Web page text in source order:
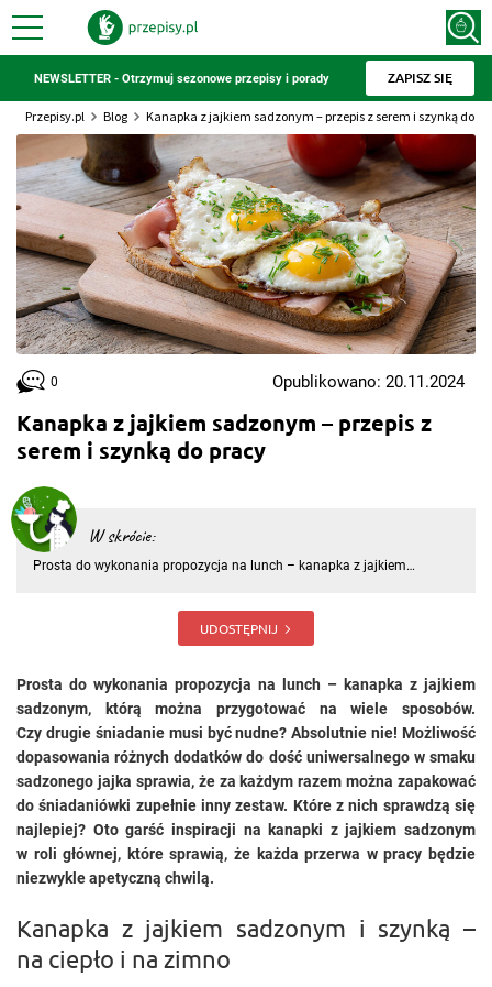
NEWSLETTER - Otrzymuj sezonowe przepisy i porady ZAPISZ SIĘ
Przepisy.pl Blog Kanapka z jajkiem sadzonym – przepis z serem i szynką do
Kanapka z jajkiem sadzonym – przepis z
serem i szynką do pracy
W skrócie:
Prosta do wykonania propozycja na lunch – kanapka z jajkiem
różnych dodatków do dość uniwersalnego w smaku sadzonego jajka
UDOSTĘPNIJ
0 Opublikowano: 20.11.2024
Prosta do wykonania propozycja na lunch – kanapka z jajkiem
sadzonym, którą można przygotować na wiele sposobów.
Czy drugie śniadanie musi być nudne? Absolutnie nie! Możliwość
dopasowania różnych dodatków do dość uniwersalnego w smaku
sadzonego jajka sprawia, że za każdym razem można zapakować
do śniadaniówki zupełnie inny zestaw. Które z nich sprawdzą się
najlepiej? Oto garść inspiracji na kanapki z jajkiem sadzonym
w roli głównej, które sprawią, że każda przerwa w pracy będzie
niezwykle apetyczną chwilą.
Kanapka z jajkiem sadzonym i szynką –
na ciepło i na zimno